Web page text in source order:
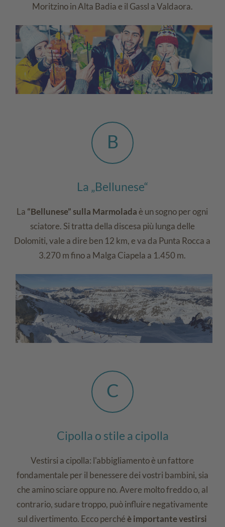
Moritzino in Alta Badia e il Gassl a Valdaora.
B
La „Bellunese“
La “Bellunese” sulla Marmoladaè un sogno per ogni
sciatore. Si tratta della discesa più lunga delle
Dolomiti, vale a dire ben 12 km, e va da Punta Rocca a
3.270 m fino a Malga Ciapela a 1.450 m.
C
Cipolla o stile a cipolla
Vestirsi a cipolla: l'abbigliamento è un fattore
fondamentale per il benessere dei vostri bambini, sia
che amino sciare oppure no. Avere molto freddo o, al
contrario, sudare troppo, può influire negativamente
sul divertimento. Ecco perchéè importante vestirsi